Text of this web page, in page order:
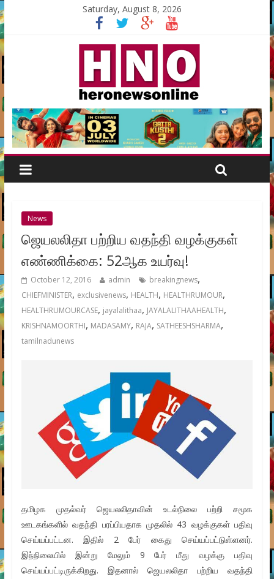
Saturday, August 8, 2026
News
ஜெயலலிதா பற்றிய வதந்தி வழக்குகள்
எண்ணிக்கை: 52ஆக உயர்வு!
October 12, 2016 admin breakingnews,
CHIEFMINISTER, exclusivenews, HEALTH, HEALTHRUMOUR,
HEALTHRUMOURCASE, jayalalithaa, JAYALALITHAAHEALTH,
KRISHNAMOORTHI, MADASAMY, RAJA, SATHEESHSHARMA,
tamilnadunews
தமிழக முதல்வர் ஜெயலலிதாவின் உடல்நிலை பற்றி சமூக
ஊடகங்களில் வதந்தி பரப்பியதாக முதலில் 43 வழக்குகள் பதிவு
செய்யப்பட்டன. இதில் 2 பேர் கைது செய்யப்பட்டுள்ளனர்.
இந்நிலையில் இன்று மேலும் 9 பேர் மீது வழக்கு பதிவு
செய்யப்பட்டிருக்கிறது. இதனால் ஜெயலலிதா பற்றிய வதந்தி